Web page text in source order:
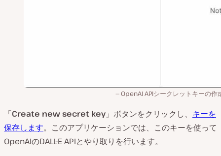
OpenAI APIシークレットキーの作
「Create new secret key 」ボタンをクリックし、 キーを
保存します。このアプリケーションでは、このキーを使って
OpenAIのDALL-E APIとやり取りを行います。